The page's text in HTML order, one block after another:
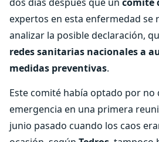
expertos en esta enfermedad se
analizar la posible declaración,
redes sanitarias nacionales a
medidas preventivas.
Este comité había optado por no
emergencia en una primera
junio pasado cuando los caos